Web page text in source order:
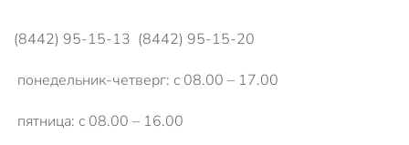
(8442) 95-15-13 (8442) 95-15-20
понедельник-четверг: с 08.00 – 17.00
пятница: с 08.00 – 16.00